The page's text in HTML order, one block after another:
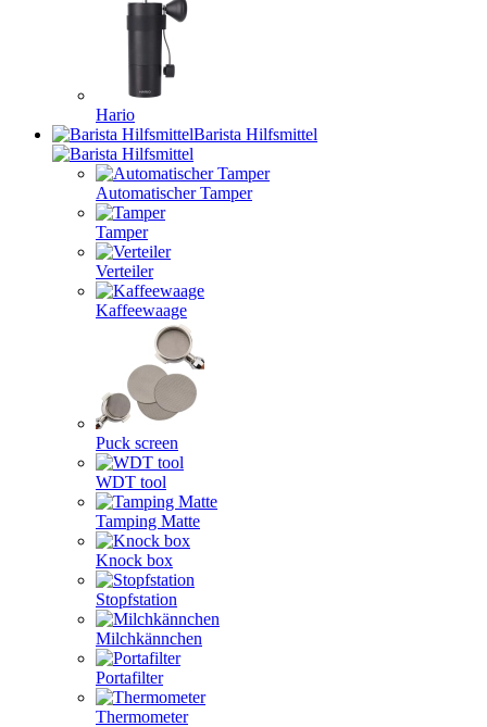
Hario
Barista Hilfsmittel
Automatischer Tamper
Tamper
Verteiler
Kaffeewaage
Puck screen
WDT tool
Tamping Matte
Knock box
Stopfstation
Milchkännchen
Portafilter
Thermometer